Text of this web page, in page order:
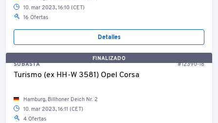
10. mar 2023, 16:10 (CET)
16 Ofertas
Detalles
FINALIZADO
SUBASTA
#12390-18
Turismo (ex HH-W 3581) Opel Corsa
Hamburg, Billhoner Deich Nr. 2
10. mar 2023, 16:11 (CET)
4 Ofertas